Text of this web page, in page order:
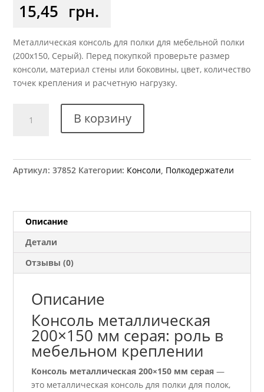
15,45 грн.
Металлическая консоль для полки для мебельной полки
(200х150, Серый). Перед покупкой проверьте размер
консоли, материал стены или боковины, цвет, количество
точек крепления и расчетную нагрузку.
товара
мм
В корзину
Артикул:37852 Категории: Консоли, Полкодержатели
Описание
Детали
Отзывы (0)
Описание
Консоль металлическая
200×150 мм серая: роль в
мебельном креплении
Консоль металлическая 200×150 мм серая —
это металлическая консоль для полки для полок,